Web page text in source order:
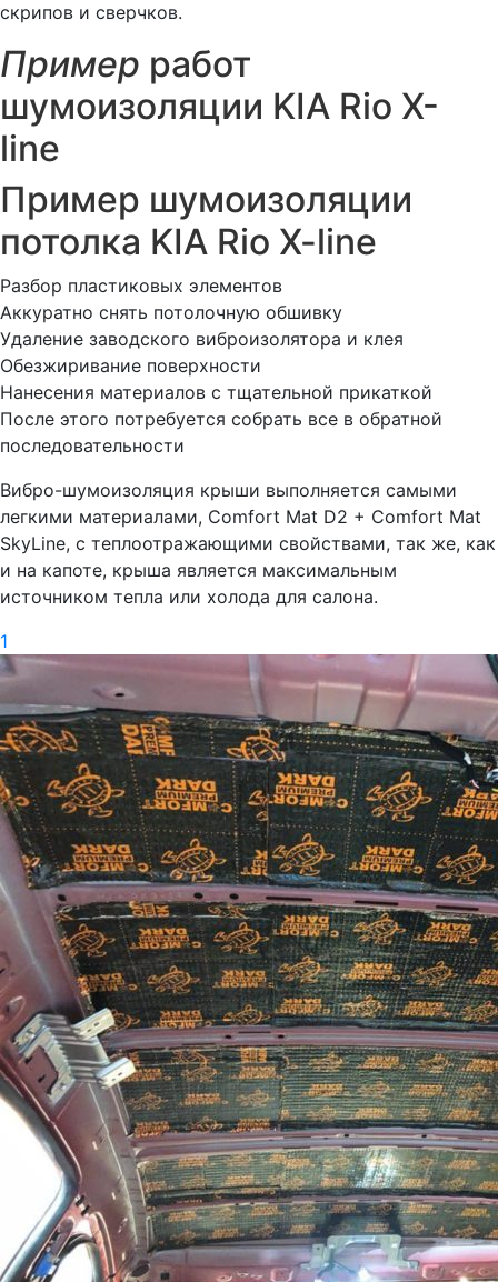
скрипов и сверчков.
Пример работ
шумоизоляции KIA Rio X-
line
Пример шумоизоляции
потолка KIA Rio X-line
Разбор пластиковых элементов
Аккуратно снять потолочную обшивку
Удаление заводского виброизолятора и клея
Обезжиривание поверхности
Нанесения материалов с тщательной прикаткой
После этого потребуется собрать все в обратной
последовательности
Вибро-шумоизоляция крыши выполняется самыми
легкими материалами, Comfort Mat D2 + Comfort Mat
SkyLine, с теплоотражающими свойствами, так же, как
и на капоте, крыша является максимальным
источником тепла или холода для салона.
1